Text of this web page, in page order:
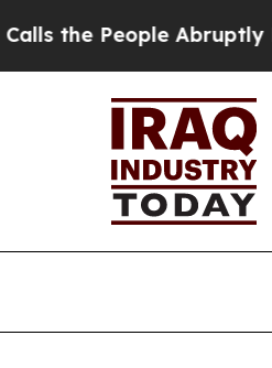
People Abruptly Laid